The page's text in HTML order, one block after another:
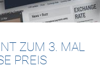
ZUM 3. MAL
PREIS